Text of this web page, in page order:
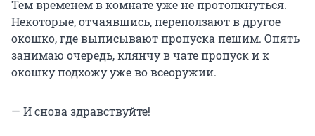
Тем временем в комнате уже не протолкнуться.
Некоторые, отчаявшись, переползают в другое
окошко, где выписывают пропуска пешим. Опять
занимаю очередь, клянчу в чате пропуск и к
окошку подхожу уже во всеоружии.
— И снова здравствуйте!